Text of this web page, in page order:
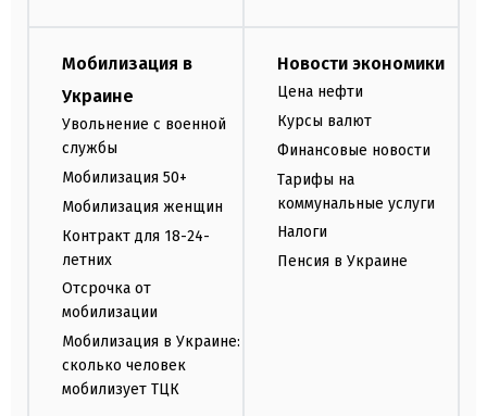
Мобилизация в
Украине
Увольнение с военной
службы
Мобилизация 50+
Мобилизация женщин
Контракт для 18-24-
летних
Отсрочка от
мобилизации
Мобилизация в Украине:
сколько человек
мобилизует ТЦК
Новости экономики
Цена нефти
Курсы валют
Финансовые новости
Тарифы на
коммунальные услуги
Налоги
Пенсия в Украине